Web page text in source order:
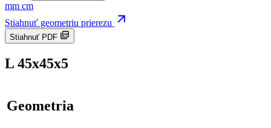
mm cm
Stiahnuť geometriu prierezu
Stiahnuť PDF
L 45x45x5
Geometria